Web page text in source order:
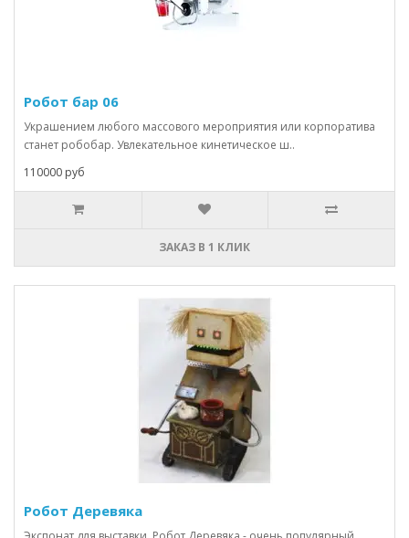
Робот бар 06
Украшением любого массового мероприятия или корпоратива
станет робобар. Увлекательное кинетическое ш..
110000 руб
ЗАКАЗ В 1 КЛИК
Робот Деревяка